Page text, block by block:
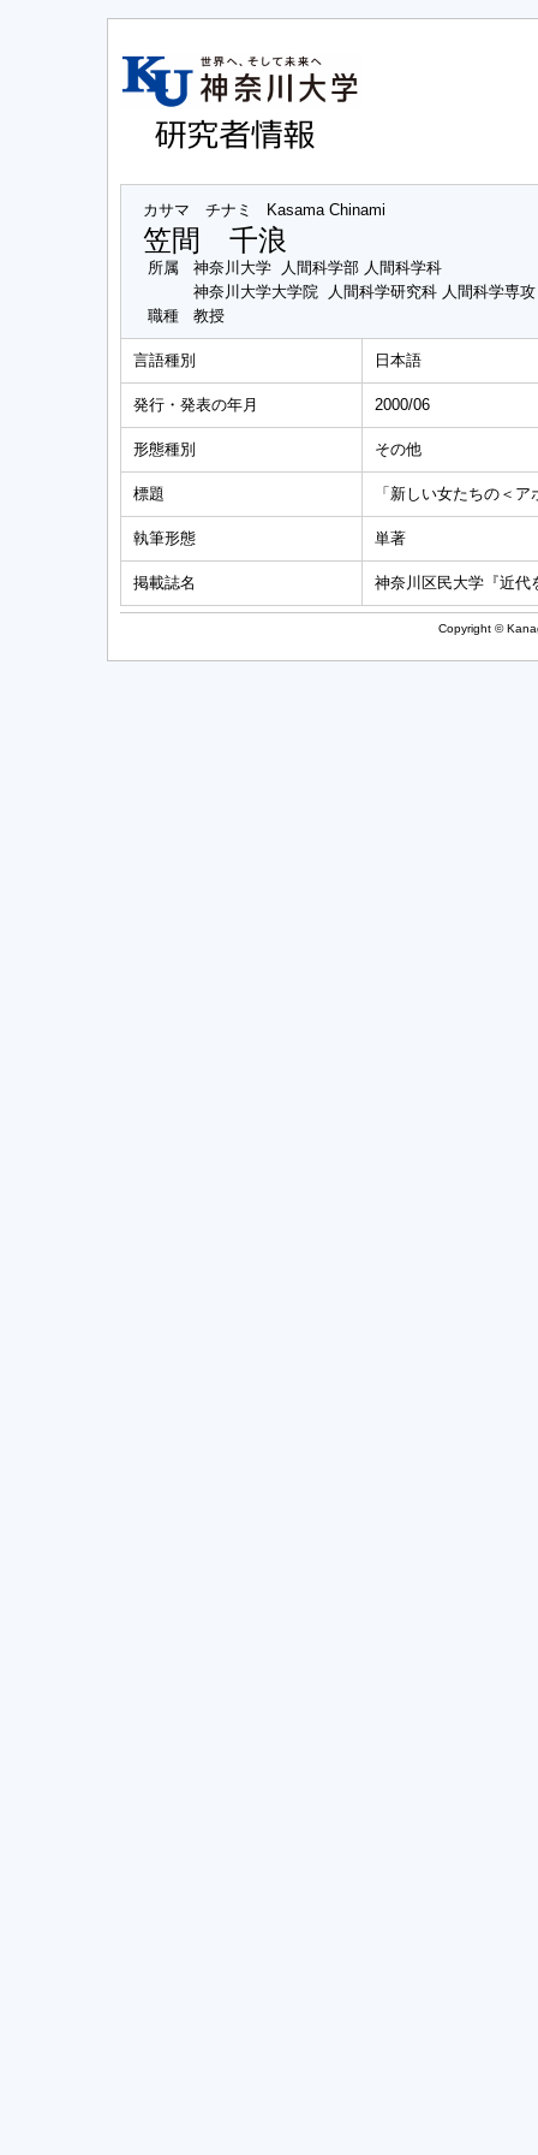
カサマ チナミ Kasama Chinami
笠間 千浪
所属
神奈川大学 人間科学部 人間科学科
神奈川大学大学院 人間科学研究科 人間科学専
職種
教授
言語種別 日本語
発行・発表の年月 2000/06
形態種別 その他
標題 「新しい女たちの＜ア
執筆形態 単著
掲載誌名 神奈川区民大学『近代
Copyright ©